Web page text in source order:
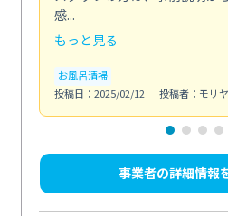
感...
もっと見る
お風呂清掃
投稿日：2025/02/12
投稿者：モリ
事業者の詳細情報